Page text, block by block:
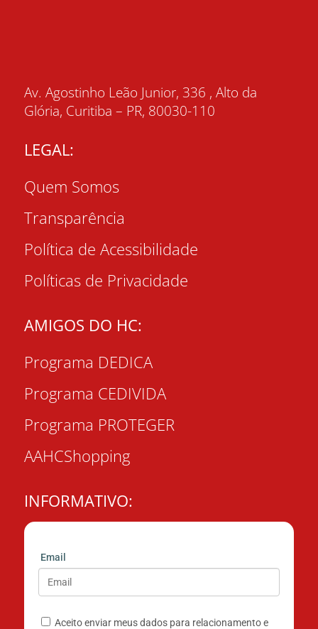
Av. Agostinho Leão Junior, 336 , Alto da
Glória, Curitiba – PR, 80030-110
LEGAL:
Quem Somos
Transparência
Política de Acessibilidade
Políticas de Privacidade
AMIGOS DO HC:
Programa DEDICA
Programa CEDIVIDA
Programa PROTEGER
AAHCShopping
INFORMATIVO:
Email
Aceito enviar meus dados para relacionamento e